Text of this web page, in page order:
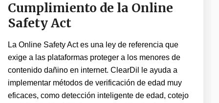
Cumplimiento de la Online
Safety Act
La Online Safety Act es una ley de referencia que
exige a las plataformas proteger a los menores de
contenido dañino en internet. ClearDil le ayuda a
implementar métodos de verificación de edad muy
eficaces, como detección inteligente de edad, cotejo